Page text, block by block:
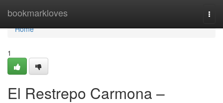
bookmarkloves
Home
Home
1
El Restrepo Carmona –